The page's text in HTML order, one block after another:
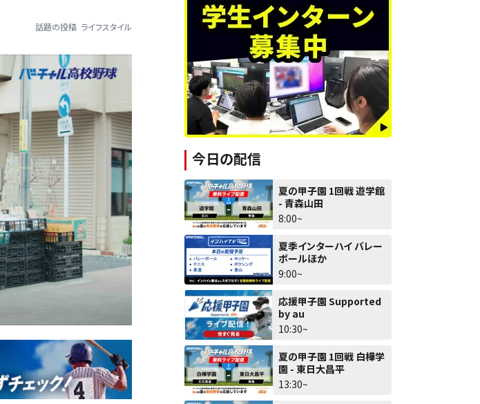
話題の投稿 ライフスタイル
今日の配信
夏の甲子園 1回戦 遊学館
- 青森山田
8:00~
夏季インターハイ バレー
ボールほか
9:00~
応援甲子園 Supported
by au
10:30~
夏の甲子園 1回戦 白樺学
園 - 東日大昌平
13:30~